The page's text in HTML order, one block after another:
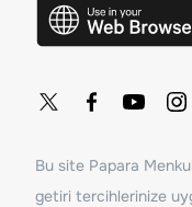
Bu site Papara
getiri tercihlerinize